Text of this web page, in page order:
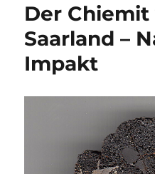
Der Chiemit
Saarland –
Impakt